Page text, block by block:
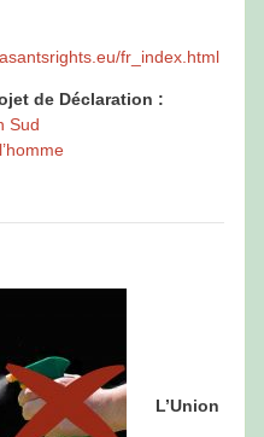
fr_index.html
de Déclaration :
Sud
L’Union